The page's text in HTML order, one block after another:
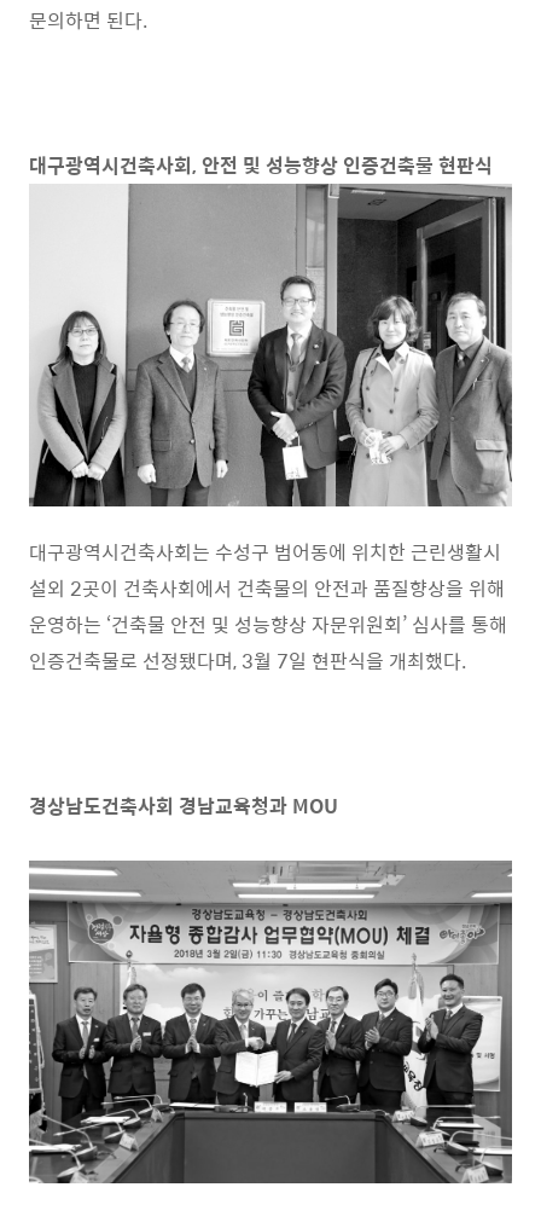
문의하면 된다.
대구광역시건축사회, 안전 및 성능향상 인증건축물 현판식
대구광역시건축사회는 수성구 범어동에 위치한 근린생활시
설외 2곳이 건축사회에서 건축물의 안전과 품질향상을 위해
운영하는 ‘건축물 안전 및 성능향상 자문위원회’ 심사를 통해
인증건축물로 선정됐다며, 3월 7일 현판식을 개최했다.
경상남도건축사회 경남교육청과 MOU